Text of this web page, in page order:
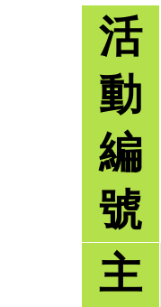
活
動
編
號
主